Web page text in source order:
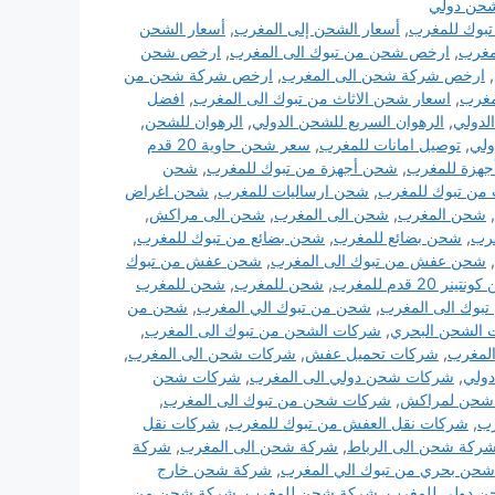
دولي
للمغرب, أسعار الشحن إلى المغرب, أسعار الشحن
, ارخص شحن من تبوك الى المغرب, ارخص شحن
, ارخص شركة شحن الى المغرب, ارخص شركة شحن من
, اسعار شحن الاثاث من تبوك الى المغرب, افضل
, الرهوان السريع للشحن الدولي, الرهوان للشحن,
, توصيل امانات للمغرب,
سعر شحن حاوية 20 قدم
للمغرب, شحن أجهزة من تبوك للمغرب, شحن
من تبوك للمغرب, شحن ارساليات للمغرب, شحن اغراض
, شحن المغرب, شحن الى المغرب, شحن الى مراكش,
, شحن بضائع للمغرب, شحن بضائع من تبوك للمغرب,
, شحن عفش من تبوك الى المغرب, شحن عفش من تبوك
20 قدم للمغرب , شحن للمغرب, شحن للمغرب
الى المغرب, شحن من تبوك الي المغرب, شحن من
الشحن البحري, شركات الشحن من تبوك الى المغرب,
, شركات تحميل عفش, شركات شحن الى المغرب,
, شركات شحن دولي الى المغرب, شركات شحن
لمراكش, شركات شحن من تبوك الى المغرب,
, شركات نقل العفش من تبوك للمغرب, شركات نقل
شركة شحن الى الرباط, شركة شحن الى المغرب, شركة
بحري من تبوك الي المغرب, شركة شحن خارج